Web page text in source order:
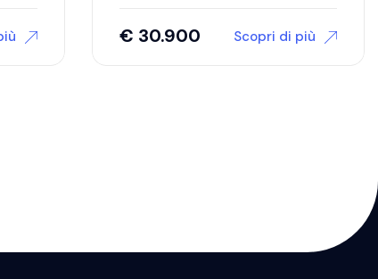
€ 30.900 Scopri di più